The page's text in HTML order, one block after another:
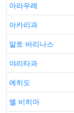
아라우레
아카리과
알토 바리나스
야리타과
에히도
엘 비히아